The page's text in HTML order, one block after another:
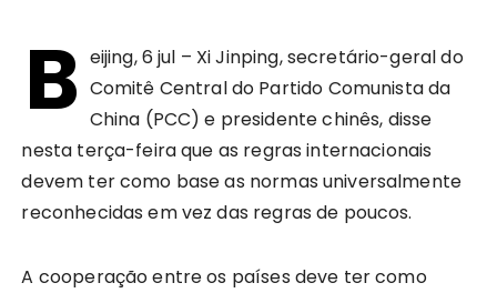
B eijing, 6 jul – Xi Jinping, secretário-geral do
Comitê Central do Partido Comunista da
China (PCC) e presidente chinês, disse
nesta terça-feira que as regras internacionais
devem ter como base as normas universalmente
reconhecidas em vez das regras de poucos.
A cooperação entre os países deve ter como